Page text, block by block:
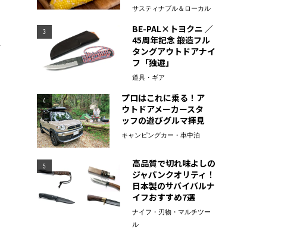
サスティナブル＆ローカル
3
BE-PAL×トヨクニ ／
45周年記念 鍛造フル
タングアウトドアナイ
フ「独遊」
道具・ギア
4
プロはこれに乗る！ア
ウトドアメーカースタ
ッフの遊びグルマ拝見
キャンピングカー・車中泊
5
高品質で切れ味よしの
ジャパンクオリティ！
日本製のサバイバルナ
イフおすすめ7選
ナイフ・刃物・マルチツー
ル